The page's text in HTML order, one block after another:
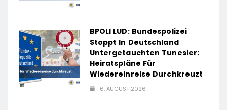
BPOLI LUD: Bundespolizei
Stoppt In Deutschland
Untergetauchten Tunesier:
Heiratspläne Für
Wiedereinreise Durchkreuzt
6. AUGUST 2026